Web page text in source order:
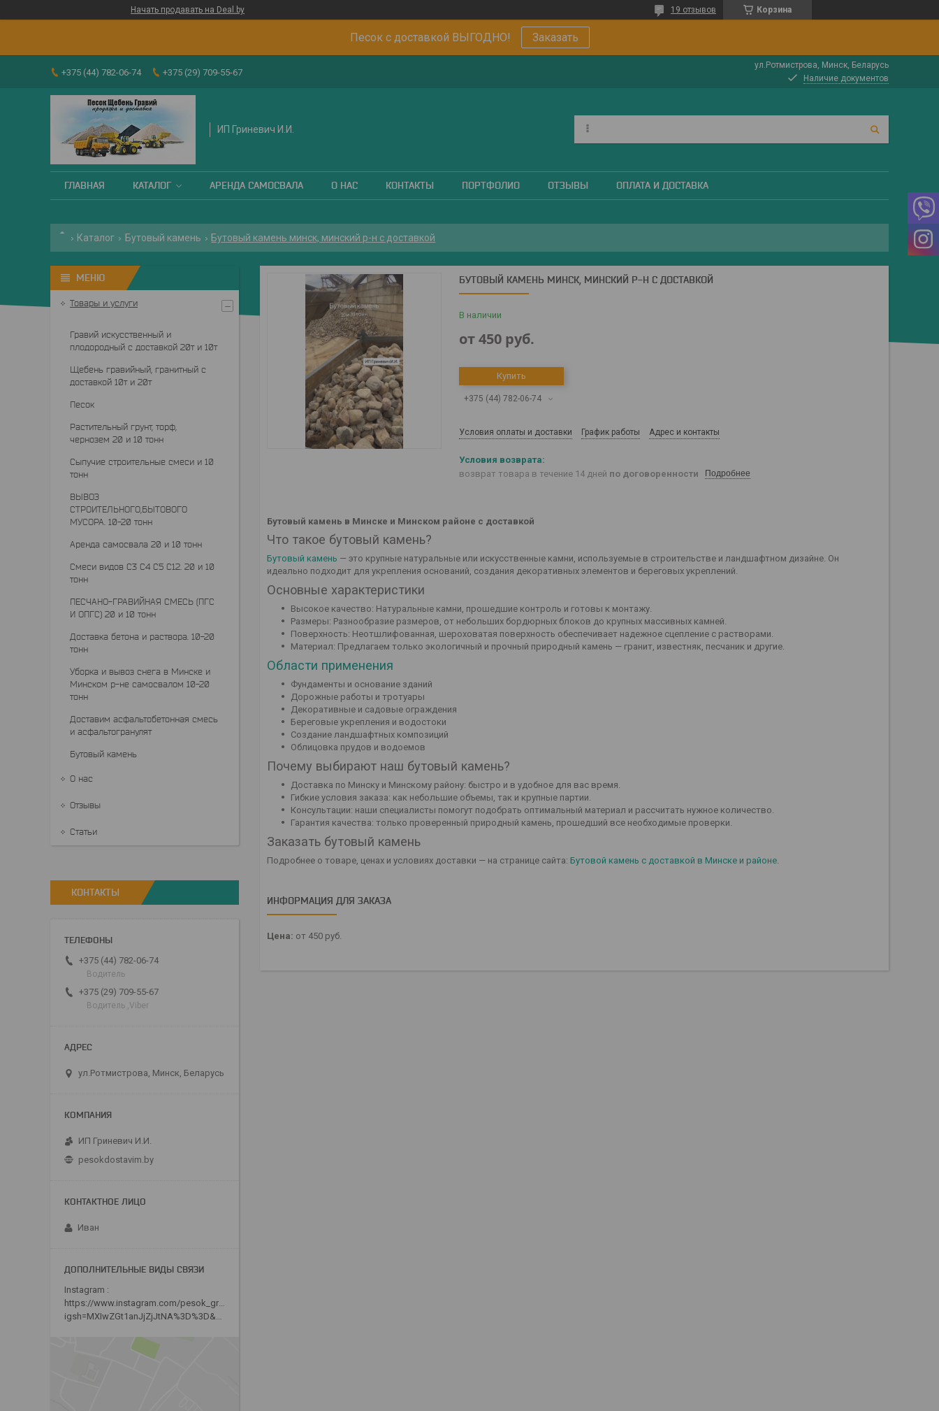
Начать продавать на Deal.by Корзина
19 отзывов
Песок с доставкой ВЫГОДНО! Заказать
+375 (44) 782-06-74 +375 (29) 709-55-67
ул.Ротмистрова, Минск, Беларусь
Наличие документов
ИП Гриневич И.И.
ГЛАВНАЯ КАТАЛОГ АРЕНДА САМОСВАЛА О НАС КОНТАКТЫ ПОРТФОЛИО ОТЗЫВЫ ОПЛАТА И ДОСТАВКА
Каталог Бутовый камень Бутовый камень минск, минский р-н с доставкой
БУТОВЫЙ КАМЕНЬ МИНСК, МИНСКИЙ Р-Н С ДОСТАВКОЙ
В наличии
от450 руб.
Купить
+375 (44) 782-06-74
Условия оплаты и доставки График работы Адрес и контакты
возврат товара в течение 14 дней по договоренности Подробнее
Бутовый камень в Минске и Минском районе с доставкой
Что такое бутовый камень?
Бутовый камень — это крупные натуральные или искусственные камни, используемые в строительстве и ландшафтном дизайне. Он
идеально подходит для укрепления оснований, создания декоративных элементов и береговых укреплений.
Основные характеристики
Высокое качество: Натуральные камни, прошедшие контроль и готовы к монтажу.
Размеры: Разнообразие размеров, от небольших бордюрных блоков до крупных массивных камней.
Поверхность: Неотшлифованная, шероховатая поверхность обеспечивает надежное сцепление с растворами.
Материал: Предлагаем только экологичный и прочный природный камень — гранит, известняк, песчаник и другие.
Области применения
Фундаменты и основание зданий
Дорожные работы и тротуары
Декоративные и садовые ограждения
Береговые укрепления и водостоки
Создание ландшафтных композиций
Облицовка прудов и водоемов
Почему выбирают наш бутовый камень?
Доставка по Минску и Минскому району: быстро и в удобное для вас время.
Гибкие условия заказа: как небольшие объемы, так и крупные партии.
Консультации: наши специалисты помогут подобрать оптимальный материал и рассчитать нужное количество.
Гарантия качества: только проверенный природный камень, прошедший все необходимые проверки.
Заказать бутовый камень
Подробнее о товаре, ценах и условиях доставки — на странице сайта: Бутовой камень с доставкой в Минске и районе.
ИНФОРМАЦИЯ ДЛЯ ЗАКАЗА
Цена: от 450 руб.
Товары и услуги
Гравий искусственный и
плодородный с доставкой 20т и 10т
Щебень гравийный, гранитный с
доставкой 10т и 20т
Песок
Растительный грунт, торф,
чернозем 20 и 10 тонн
Сыпучие строительные смеси и 10
тонн
ВЫВОЗ
СТРОИТЕЛЬНОГО,БЫТОВОГО
МУСОРА. 10-20 тонн
Аренда самосвала 20 и 10 тонн
Смеси видов С3 С4 С5 С12. 20 и 10
тонн
ПЕСЧАНО-ГРАВИЙНАЯ СМЕСЬ (ПГС
И ОПГС) 20 и 10 тонн
Доставка бетона и раствора. 10-20
тонн
Уборка и вывоз снега в Минске и
Минском р-не самосвалом 10-20
тонн
Доставим асфальтобетонная смесь
и асфальтогранулят
Бутовый камень
О нас
Отзывы
Статьи
КОНТАКТЫ
+375 (44) 782-06-74
Водитель
+375 (29) 709-55-67
Водитель ,Viber
ул.Ротмистрова, Минск, Беларусь
ИП Гриневич И.И.
pesokdostavim.by
Иван
Instagram
https://www.instagram.com/pesok_gravii_grunt_minsk?
igsh=MXIwZGt1anJjZjJtNA%3D%3D&utm_source=qr